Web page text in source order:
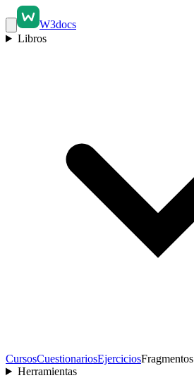
W3docs
Libros
CursosCuestionariosEjerciciosFragmentos
Herramientas